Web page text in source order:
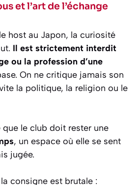
et l’art de l’échange
host au Japon, la curiosité
Il est strictement interdit
ou la profession d’une
On ne critique jamais son
la politique, la religion ou le
que le club doit rester une
, un espace où elle se sent
jugée.
consigne est brutale :